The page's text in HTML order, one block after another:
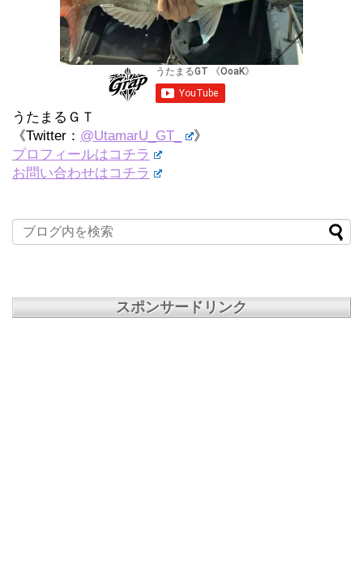
うたまるＧＴ
《Twitter： @UtamarU_GT_
》
プロフィールはコチラ
お問い合わせはコチラ
スポンサードリンク